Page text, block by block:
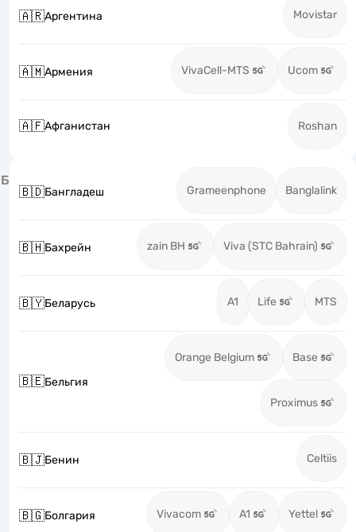
🇦🇷Аргентина Movistar
🇦🇲Армения VivaCell-MTS Ucom
🇦🇫Афганистан Roshan
Б
🇧🇩Бангладеш Grameenphone Banglalink
🇧🇭Бахрейн zain BH Viva (STC Bahrain)
🇧🇾Беларусь A1 Life MTS
🇧🇪Бельгия
Orange Belgium Base
Proximus
🇧🇯Бенин Celtiis
🇧🇬Болгария Vivacom A1 Yettel